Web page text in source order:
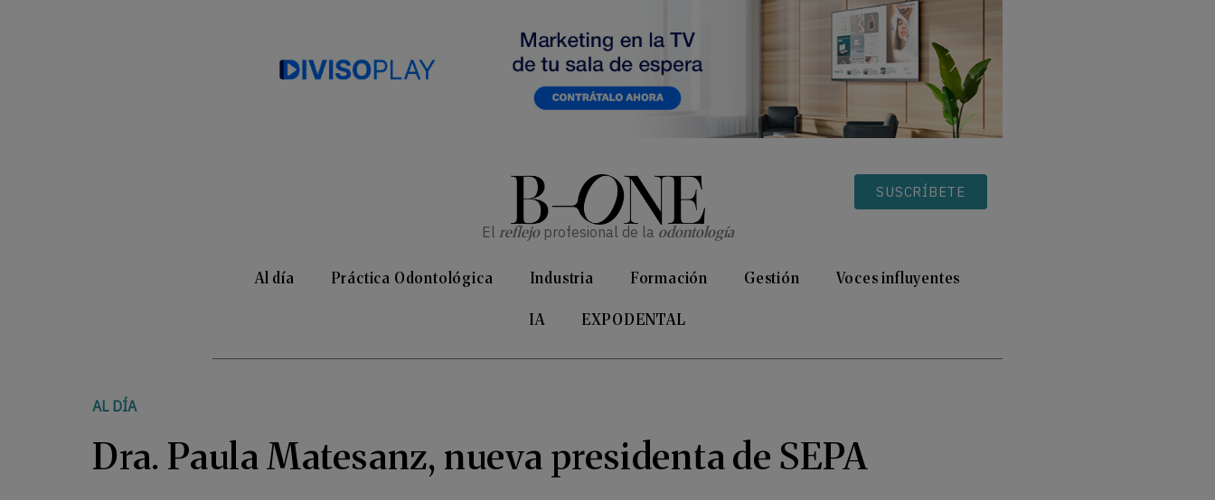
El reflejoprofesional de la odontología
SUSCRÍBETE
Al día Práctica Odontológica Industria Formación Gestión Voces influyentes
IA EXPODENTAL
AL DÍA
Dra. Paula Matesanz, nueva presidenta de SEPA